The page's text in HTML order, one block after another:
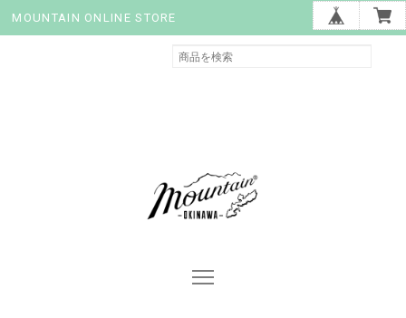
MOUNTAIN ONLINE STORE